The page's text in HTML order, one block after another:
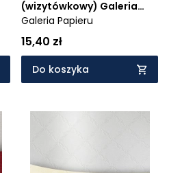
(wizytówkowy) Galeria
Papieru nature A4 -
beżowy 220 g (204726)
Galeria Papieru
15,40 zł
Do koszyka